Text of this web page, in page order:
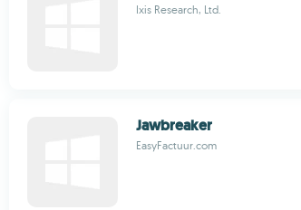
Ixis Research, Ltd.
Jawbreaker
EasyFactuur.com